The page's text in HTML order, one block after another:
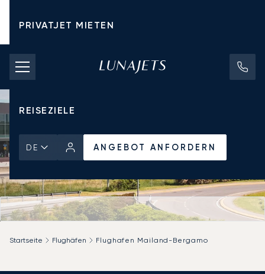
PRIVATJET MIETEN
CHARTERPREISE
PRIVATJETS
REISEZIELE
DE ANGEBOT ANFORDERN
Startseite Flughäfen Flughafen Mailand-Bergamo